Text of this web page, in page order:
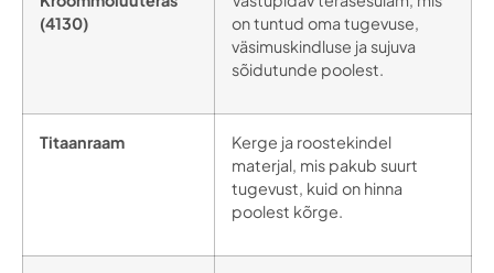
(4130)
on tuntud oma tugevuse,
väsimuskindluse ja sujuva
sõidutunde poolest.
Titaanraam
Kerge ja roostekindel
materjal, mis pakub suurt
tugevust, kuid on hinna
poolest kõrge.